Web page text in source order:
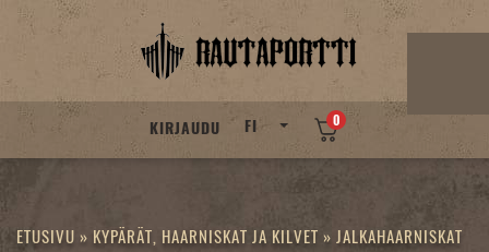
Skip
content
KIRJAUDU FI 0
ETUSIVU » KYPÄRÄT, HAARNISKAT JA KILVET » JALKAHAARNISKAT